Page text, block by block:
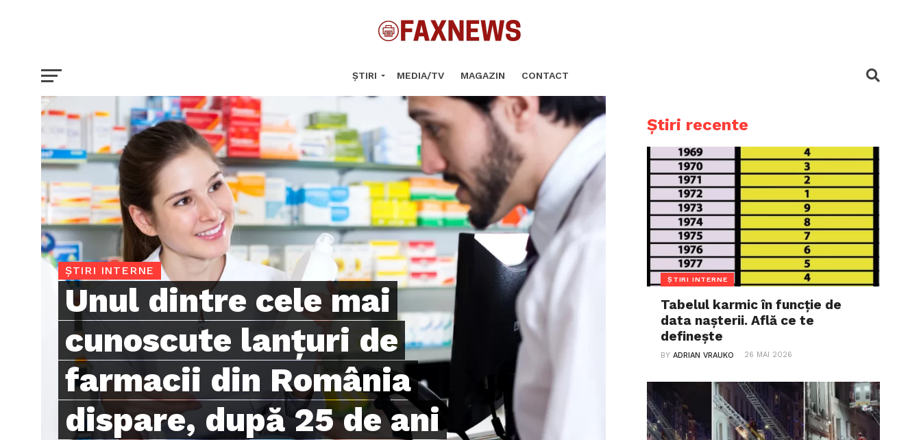
ȘTIRI MEDIA/TV MAGAZIN CONTACT
ȘTIRI INTERNE
Unul dintre cele mai
cunoscute lanțuri de
farmacii din România
dispare, după 25 de ani
Știri recente
ȘTIRI INTERNE
Tabelul karmic în funcție de
data nașterii. Află ce te
definește
BYADRIAN VRAUKO 26 MAI 2026